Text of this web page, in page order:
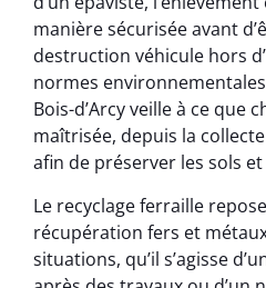
manière sécurisée avant
destruction véhicule hors
normes
Bois-d’Arcy veille à ce que
maîtrisée, depuis la
afin de préserver les sols
Le recyclage ferraille
récupération fers et
situations, qu’il s’agisse